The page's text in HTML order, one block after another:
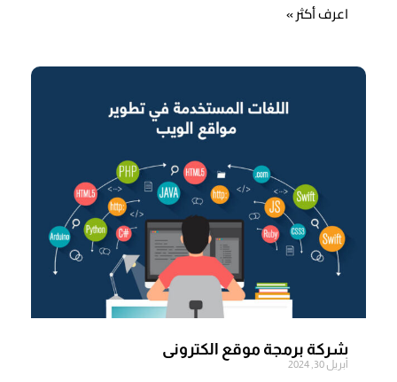
اعرف أكثر »
شركة برمجة موقع الكترونى
أبريل 30, 2024